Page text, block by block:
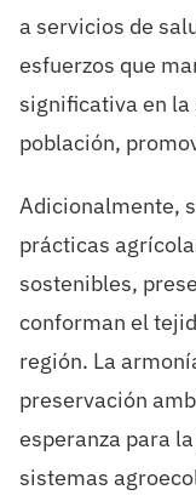
a servicios de
esfuerzos que
significativa en la
población,
Adicionalmente,
prácticas
sostenibles,
conforman el
región. La
preservación
esperanza para la
sistemas agro